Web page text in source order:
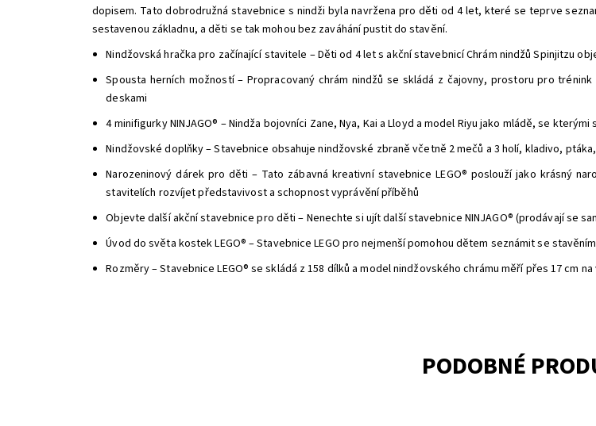
dopisem. Tato dobrodružná stavebnice s nindži byla navržena pro děti od 4 let, které se teprve
sestavenou základnu, a děti se tak mohou bez zaváhání pustit do stavění.
Nindžovská hračka pro začínající stavitele – Děti od 4 let s akční stavebnicí Chrám nindžů Spinjitzu
Spousta herních možností – Propracovaný chrám nindžů se skládá z čajovny, prostoru pro
deskami
4 minifigurky NINJAGO® – Nindža bojovníci Zane, Nya, Kai a Lloyd a model Riyu jako mládě, se
Nindžovské doplňky – Stavebnice obsahuje nindžovské zbraně včetně 2 mečů a 3 holí, kladivo,
Narozeninový dárek pro děti – Tato zábavná kreativní stavebnice LEGO® poslouží jako krásný
stavitelích rozvíjet představivost a schopnost vyprávění příběhů
Objevte další akční stavebnice pro děti – Nenechte si ujít další stavebnice NINJAGO® (prodávají se
Úvod do světa kostek LEGO® – Stavebnice LEGO pro nejmenší pomohou dětem seznámit se
Rozměry – Stavebnice LEGO® se skládá z 158 dílků a model nindžovského chrámu měří přes 17 cm
PODOBNÉ